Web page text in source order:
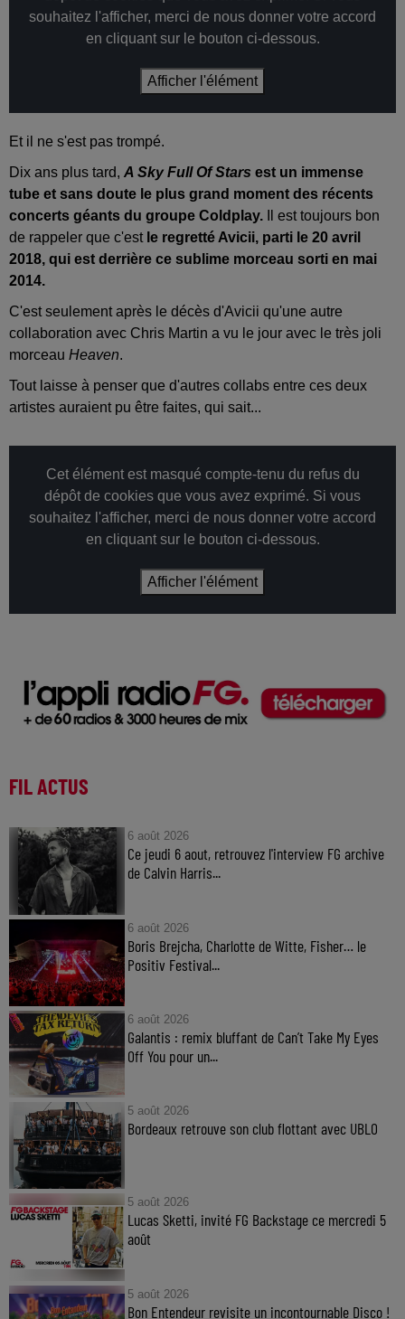
souhaitez l'afficher, merci de nous donner votre accord
en cliquant sur le bouton ci-dessous.
Afficher l'élément
Et il ne s'est pas trompé.
Dix ans plus tard, A Sky Full Of Stars est un immense
tube et sans doute le plus grand moment des récents
concerts géants du groupe Coldplay.
Il est toujours bon
de rappeler que c'est le regretté Avicii, parti le 20 avril
2018, qui est derrière ce sublime morceau sorti en mai
2014.
C'est seulement après le décès d'Avicii qu'une autre
collaboration avec Chris Martin a vu le jour avec le très joli
morceau Heaven.
Tout laisse à penser que d'autres collabs entre ces deux
artistes auraient pu être faites, qui sait...
Cet élément est masqué compte-tenu du refus du
dépôt de cookies que vous avez exprimé. Si vous
souhaitez l'afficher, merci de nous donner votre accord
en cliquant sur le bouton ci-dessous.
Afficher l'élément
FIL ACTUS
6 août 2026
Ce jeudi 6 aout, retrouvez l'interview FG archive
de Calvin Harris...
6 août 2026
Boris Brejcha, Charlotte de Witte, Fisher… le
Positiv Festival...
6 août 2026
Galantis : remix bluffant de Can’t Take My Eyes
Off You pour un...
5 août 2026
Bordeaux retrouve son club flottant avec UBLO
5 août 2026
Lucas Sketti, invité FG Backstage ce mercredi 5
août
5 août 2026
Bon Entendeur revisite un incontournable Disco !